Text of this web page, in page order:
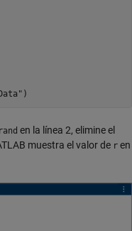
)
rand en la línea 2, elimine el
muestra el valor de r en